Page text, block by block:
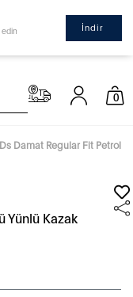
edin İndir
0
Ds Damat Regular Fit Petrol
Yünlü Kazak